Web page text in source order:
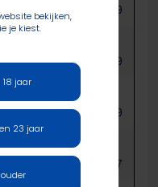
2.339
2.339
2.339
1.957
bekijken,
je kiest.
jaar
23 jaar